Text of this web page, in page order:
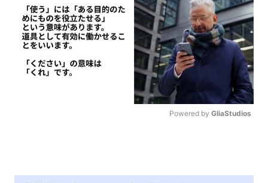
Powered by GliaStudios